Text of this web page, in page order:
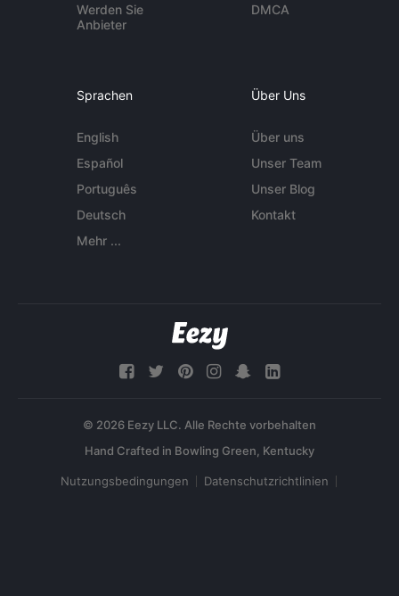
Werden Sie
Anbieter
DMCA
Sprachen
English
Español
Português
Deutsch
Mehr ...
Über Uns
Über uns
Unser Team
Unser Blog
Kontakt
© 2026 Eezy LLC. Alle Rechte vorbehalten
Nutzungsbedingungen Datenschutzrichtlinien